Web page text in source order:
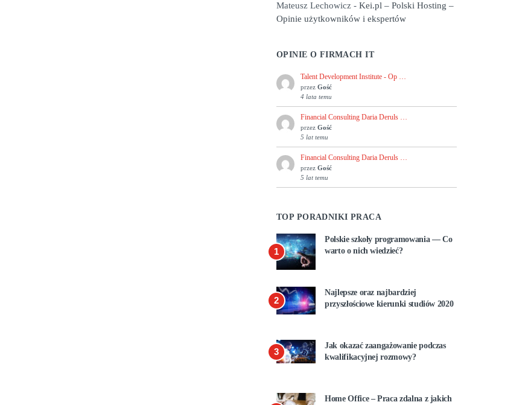
Mateusz Lechowicz - Kei.pl – Polski Hosting –
Opinie użytkowników i ekspertów
OPINIE O FIRMACH IT
Talent Development Institute - Op …
przez Gość
4 lata temu
Financial Consulting Daria Deruls …
przez Gość
5 lat temu
Financial Consulting Daria Deruls …
przez Gość
5 lat temu
TOP PORADNIKI PRACA
1
Polskie szkoły programowania — Co
warto o nich wiedzieć?
2
Najlepsze oraz najbardziej
przyszłościowe kierunki studiów 2020
3
Jak okazać zaangażowanie podczas
kwalifikacyjnej rozmowy?
Home Office – Praca zdalna z jakich